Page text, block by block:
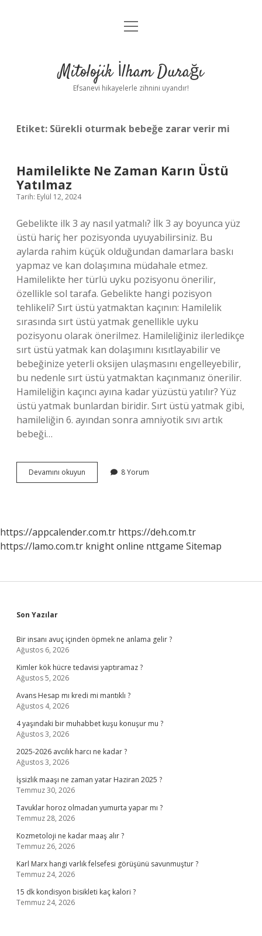
Anasayfa
Yasal Uyarı
menüyü
Mitolojik İlham Durağı
Efsanevi hikayelerle zihnini uyandır!
Etiket: Sürekli oturmak bebeğe zarar verir mi
Hamilelikte Ne Zaman Karın Üstü
Yatılmaz
Tarih: Eylül 12, 2024
Gebelikte ilk 3 ay nasıl yatmalı? İlk 3 ay boyunca yüz
üstü hariç her pozisyonda uyuyabilirsiniz. Bu
aylarda rahim küçük olduğundan damarlara baskı
yapmaz ve kan dolaşımına müdahale etmez.
Hamilelikte her türlü uyku pozisyonu önerilir,
özellikle sol tarafa. Gebelikte hangi pozisyon
tehlikeli? Sırt üstü yatmaktan kaçının: Hamilelik
sırasında sırt üstü yatmak genellikle uyku
pozisyonu olarak önerilmez. Hamileliğiniz ilerledikçe
sırt üstü yatmak kan dolaşımını kısıtlayabilir ve
bebeğinize yeterli oksijen ulaşmasını engelleyebilir,
bu nedenle sırt üstü yatmaktan kaçınmanız önerilir.
Hamileliğin kaçıncı ayına kadar yüzüstü yatılır? Yüz
üstü yatmak bunlardan biridir. Sırt üstü yatmak gibi,
hamileliğin 6. ayından sonra amniyotik sıvı artık
bebeği…
Devamını okuyun Hamilelikte
Ne
8 Yorum
https://appcalender.com.tr https://deh.com.tr
https://lamo.com.tr knight online nttgame Sitemap
Sidebar
Son Yazılar
Bir insanı avuç içinden öpmek ne anlama gelir ?
Ağustos 6, 2026
Kimler kök hücre tedavisi yaptıramaz ?
Ağustos 5, 2026
Avans Hesap mı kredi mi mantıklı ?
Ağustos 4, 2026
4 yaşındaki bir muhabbet kuşu konuşur mu ?
Ağustos 3, 2026
2025-2026 avcılık harcı ne kadar ?
Ağustos 3, 2026
İşsizlik maaşı ne zaman yatar Haziran 2025 ?
Temmuz 30, 2026
Tavuklar horoz olmadan yumurta yapar mı ?
Temmuz 28, 2026
Kozmetoloji ne kadar maaş alır ?
Temmuz 26, 2026
Karl Marx hangi varlık felsefesi görüşünü savunmuştur ?
Temmuz 24, 2026
15 dk kondisyon bisikleti kaç kalori ?
Temmuz 24, 2026